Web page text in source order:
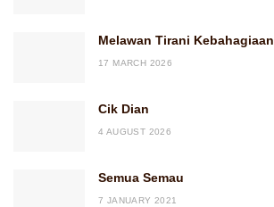
Melawan Tirani Kebahagiaan
17 MARCH 2026
Cik Dian
4 AUGUST 2026
Semua Semau
7 JANUARY 2021